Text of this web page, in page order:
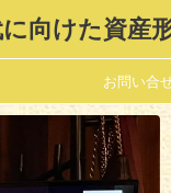
向けた資産
お問い合